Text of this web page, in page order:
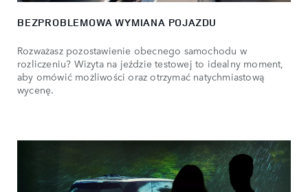
BEZPROBLEMOWA WYMIANA POJAZDU
Rozważasz pozostawienie obecnego samochodu w
rozliczeniu? Wizyta na jeździe testowej to idealny moment,
aby omówić możliwości oraz otrzymać natychmiastową
wycenę.